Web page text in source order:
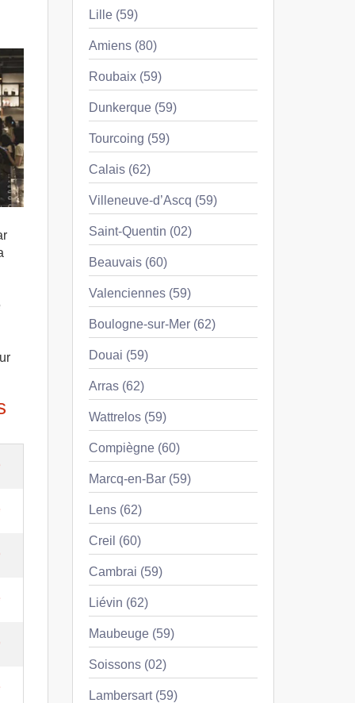
Lille (59)
Amiens (80)
Roubaix (59)
Dunkerque (59)
Tourcoing (59)
Calais (62)
Villeneuve-d’Ascq (59)
Saint-Quentin (02)
Beauvais (60)
Valenciennes (59)
Boulogne-sur-Mer (62)
Douai (59)
Arras (62)
Wattrelos (59)
Compiègne (60)
Marcq-en-Bar (59)
Lens (62)
Creil (60)
Cambrai (59)
Liévin (62)
Maubeuge (59)
Soissons (02)
Lambersart (59)